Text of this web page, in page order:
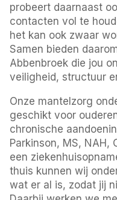
probeert daarnaast
contacten vol te
het kan ook zwaar
Samen bieden
Abbenbroek die jou
veiligheid, structuur
Onze mantelzorg
geschikt voor
chronische
Parkinson, MS, NAH,
een
thuis kunnen wij
wat er al is, zodat jij